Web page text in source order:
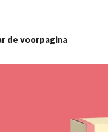
de voorpagina